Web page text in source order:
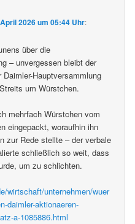
2026 um 05:44 Uhr:
über die
– unvergessen bleibt der
Hauptversammlung
um Würstchen.
mehrfach Würstchen vom
eingepackt, woraufhin ihn
zur Rede stellte – der verbale
schließlich so weit, dass
um zu schlichten.
wirtschaft/unternehmen/wuer
daimler-aktionaeren-
a-1085886.html